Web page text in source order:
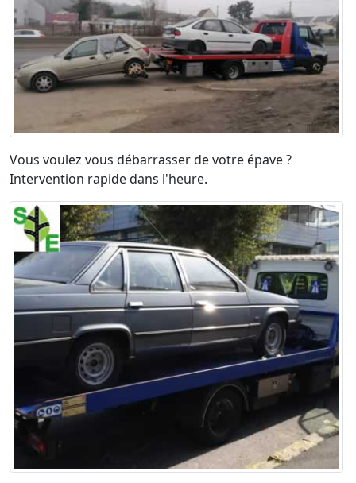
Vous voulez vous débarrasser de votre épave ?
Intervention rapide dans l'heure.